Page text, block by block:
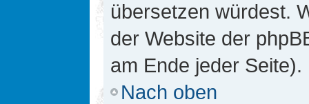
übersetzen würdest.
der Website der
am Ende jeder Seite).
Nach oben